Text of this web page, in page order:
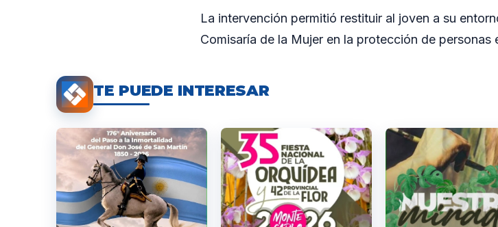
La intervención permitió restituir al joven a su
Comisaría de la Mujer en la protección de personas
TE PUEDE INTERESAR